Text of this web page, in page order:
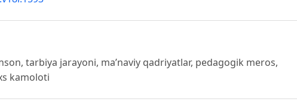
tarbiya jarayoni, ma’naviy qadriyatlar, pedagogik meros,
kamoloti